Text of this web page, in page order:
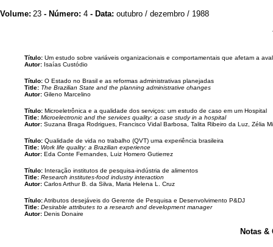
Volume: 23 - Número: 4 - Data: outubro / dezembro / 1988
Título: Um estudo sobre variáveis organizacionais e comportamentais que afetam a
Autor: Isaías Custódio
Título: O Estado no Brasil e as reformas administrativas planejadas
Title: The Brazilian State and the planning administrative changes
Autor: Gileno Marcelino
Título: Microeletrônica e a qualidade dos serviços: um estudo de caso em um Hospital
Title: Microelectronic and the services quality: a case study in a hospital
Autor: Suzana Braga Rodrigues, Francisco Vidal Barbosa, Talita Ribeiro da Luz, Zélia
Título: Qualidade de vida no trabalho (QVT) uma experiência brasileira
Title: Work life quality: a Brazilian experience
Autor: Eda Conte Fernandes, Luiz Homero Gutierrez
Título: Interação institutos de pesquisa-indústria de alimentos
Title: Research institutes-food industry interaction
Autor: Carlos Arthur B. da Silva, Maria Helena L. Cruz
Título:Atributos desejáveis do Gerente de Pesquisa e Desenvolvimento P&DJ
Title: Desirable attributes to a research and development manager
Autor: Denis Donaire
Notas &